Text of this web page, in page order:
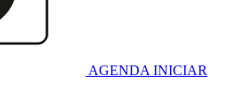
AGENDA INICIAR